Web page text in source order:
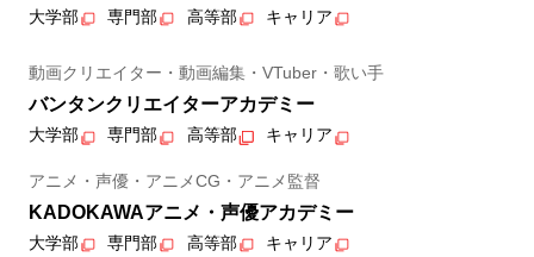
大学部 専門部 高等部 キャリア
動画クリエイター・動画編集・VTuber・歌い手
バンタンクリエイターアカデミー
大学部 専門部 高等部 キャリア
アニメ・声優・アニメCG・アニメ監督
KADOKAWAアニメ・声優アカデミー
大学部 専門部 高等部 キャリア